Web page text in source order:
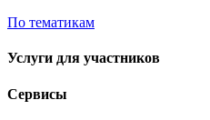
По тематикам
Услуги для участников
Сервисы